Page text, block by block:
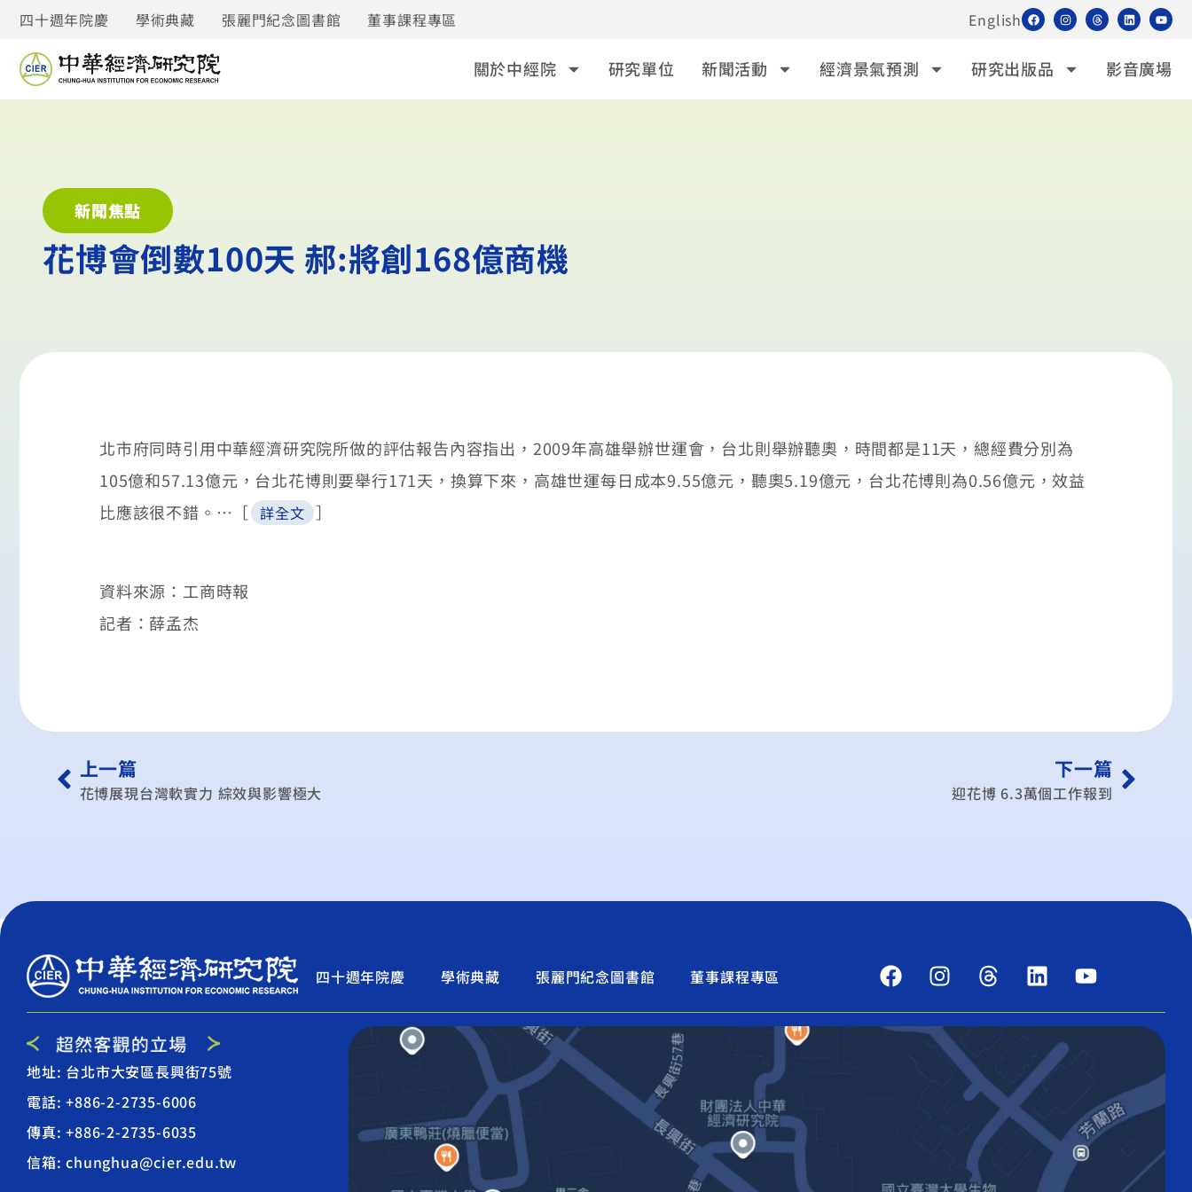
四十週年院慶 學術典藏 張麗門紀念圖書館 董事課程專區 English
關於中經院 研究單位 新聞活動 經濟景氣預測 研究出版品 影音廣場
新聞焦點
花博會倒數100天 郝:將創168億商機
北市府同時引用中華經濟研究院所做的評估報告內容指出，2009年高雄舉辦世運會，台北則舉辦聽奧，時間都是11天，總經費分別為
105億和57.13億元，台北花博則要舉行171天，換算下來，高雄世運每日成本9.55億元，聽奧5.19億元，台北花博則為0.56億元，效益
比應該很不錯。…［ 詳全文 ］
資料來源：工商時報
記者：薛孟杰
上一篇
花博展現台灣軟實力 綜效與影響極大
下一篇
迎花博 6.3萬個工作報到
四十週年院慶 學術典藏 張麗門紀念圖書館 董事課程專區
地址: 台北市大安區長興街75號
電話: +886-2-2735-6006
傳真: +886-2-2735-6035
信箱: chunghua@cier.edu.tw